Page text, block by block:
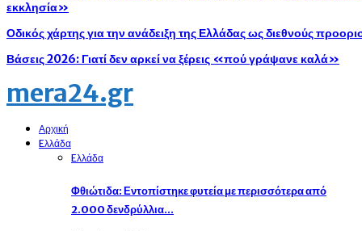
εκκλησία»
Οδικός χάρτης για την ανάδειξη της Ελλάδας ως διεθνούς
Βάσεις 2026: Γιατί δεν αρκεί να ξέρεις «πού γράψανε καλά»
mera24.gr
Αρχική
Eλλάδα
Eλλάδα
Φθιώτιδα: Εντοπίστηκε φυτεία με περισσότερα από
2.000 δενδρύλλια…